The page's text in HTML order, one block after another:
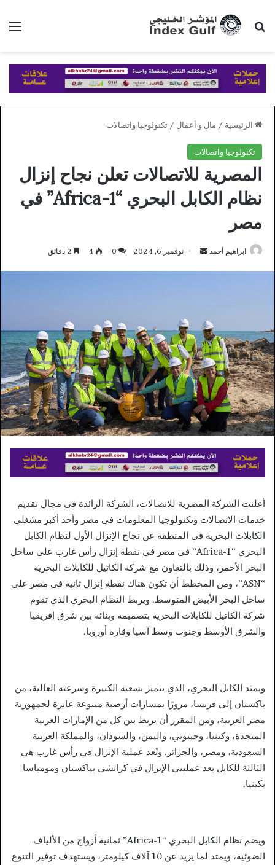
بحث عن
الرئيسية / مال و أعمال / تكنولوجيا واتصالات
تكنولوجيا واتصالات
المصرية للاتصالات تعلن نجاح إنزال
نظام الكابل البحري “Africa-1” في
مصر
ابراهيم أحمد
أرسل نوفمبر 6, 2024 0
4
أعلنت الشركة المصرية للاتصالات، الشركة الرائدة في مجال تقديم
خدمات الاتصالات وتكنولوجيا المعلومات في مصر وأحد أكبر مشغلي
الكابلات البحرية في المنطقة عن نجاح الإنزال الأول لنظام الكابل
البحري “Africa-1” في مصر في نقطة إنزال رأس غارب على ساحل
البحر الأحمر، وذلك بالتعاون مع شركة الكاتيل للكابلات البحرية
“ASN”، ومن المخطط أن تكون هناك نقطة إنزال ثانية في مصر على
ساحل البحر الأبيض المتوسط. ويربط النظام البحري الذي تقوم
شركة الكاتيل للكابلات البحرية بتصميمه وبنائه بين شرق إفريقيا
والشرق الأوسط وجنوب وسط آسيا وقارة أوروبا.
ويمتد الكابل البحري، الذي يتميز بسعته الكبيرة وسرعته العالية، من
باكستان إلى فرنسا، مرورًا بمسارات أرضية متنوعة عابرة لجمهورية
مصر العربية، ومن المقرر أن يربط بين كل من الإمارات العربية
المتحدة، وكينيا، وجيبوتي، واليمن، والسودان، والمملكة العربية
السعودية، ومصر، والجزائر. وتُعد عملية الإنزال في رأس غارب هي
الثالثة للكابل بعد عمليتي الإنزال في كراتشي بباكستان ومومباسا
بكينيا.
ويضم نظام الكابل البحري “Africa-1” ثمانية أزواج من الألياف
الضوئية، ويمتد لما يزيد عن 10 آلاف كيلومتر، ويستهدف توفير التنوع